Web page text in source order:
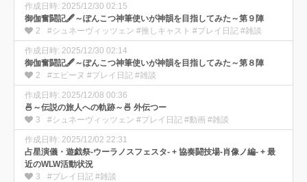
作成日時: 2025/12/30 02:15
御伽奮闘記🖋️～ぽんこつ神筆使いが神韻を目指してみた～第９陣
2
#シュネーヴィッツェン #推しキャスト #プレイ日記 #雑談
作成日時: 2025/12/30 02:14
御伽奮闘記🖋️～ぽんこつ神筆使いが神韻を目指してみた～第８陣
2
#エピーヌ #プレイ日記 #雑談
作成日時: 2025/12/08 00:36
🍜～伝説の旅人への軌跡～🍜 外伝つー
3
#シュネーヴィッツェン #プレイ日記 #動画 #雑談
作成日時: 2025/12/02 22:31
占星演儀・遊戯祭-ウーラノスフェスタ- + 協奏闘技場-肖像ノ編- + 最
近のWLW活動状況
3
#プレイ日記 #雑談